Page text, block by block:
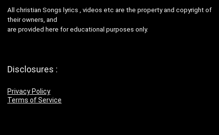
All christian Songs lyrics , videos etc are the property and copyright of
their owners, and
are provided here for educational purposes only.
Disclosures :
Privacy Policy
Terms of Service